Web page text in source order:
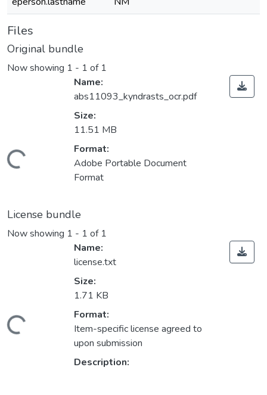
Files
Original bundle
Now showing 1 - 1 of 1
Name:
abs11093_kyndrasts_ocr.pdf
Size:
11.51 MB
Format:
Adobe Portable Document
Format
License bundle
Now showing 1 - 1 of 1
Name:
license.txt
Size:
1.71 KB
Format:
Item-specific license agreed to
upon submission
Description: